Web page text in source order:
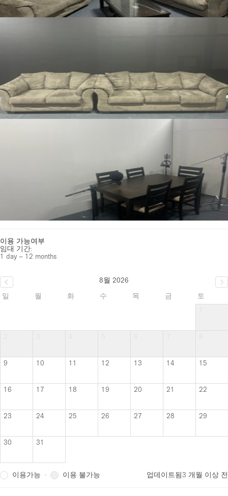
이용 가능여부
임대 기간:
1 day – 12 months
8월 2026
일
월 화 수 목 금
토
9 10 11 12 13 14 15
16 17 18 19 20 21 22
23 24 25 26 27 28 29
30 31
이용가능 · 이용 불가능 업데이트됨3 개월 이상 전